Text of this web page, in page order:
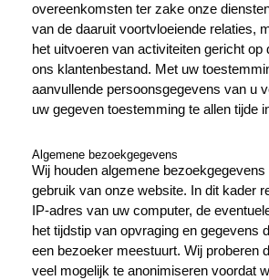
overeenkomsten ter zake onze
van de daaruit voortvloeiende relaties,
het uitvoeren van activiteiten gericht op
ons klantenbestand. Met uw
aanvullende persoonsgegevens van u
uw gegeven toestemming te allen tijde
Algemene bezoekgegevens
Wij houden algemene bezoekgegevens
gebruik van onze website. In dit kader
IP-adres van uw computer, de
het tijdstip van opvraging en gegevens
een bezoeker meestuurt. Wij proberen
veel mogelijk te anonimiseren voordat